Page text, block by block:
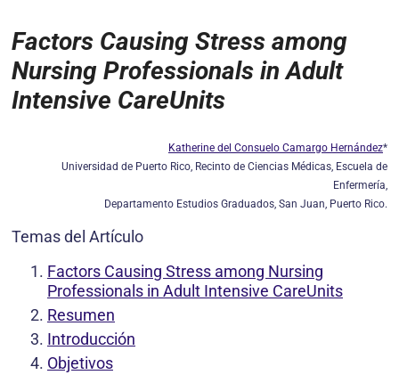
Factors Causing Stress among
Nursing Professionals in Adult
Intensive CareUnits
Katherine del Consuelo Camargo Hernández*
Universidad de Puerto Rico, Recinto de Ciencias Médicas, Escuela de
Enfermería,
Departamento Estudios Graduados, San Juan, Puerto Rico.
Temas del Artículo
Factors Causing Stress among Nursing
Professionals in Adult Intensive CareUnits
Resumen
Introducción
Objetivos